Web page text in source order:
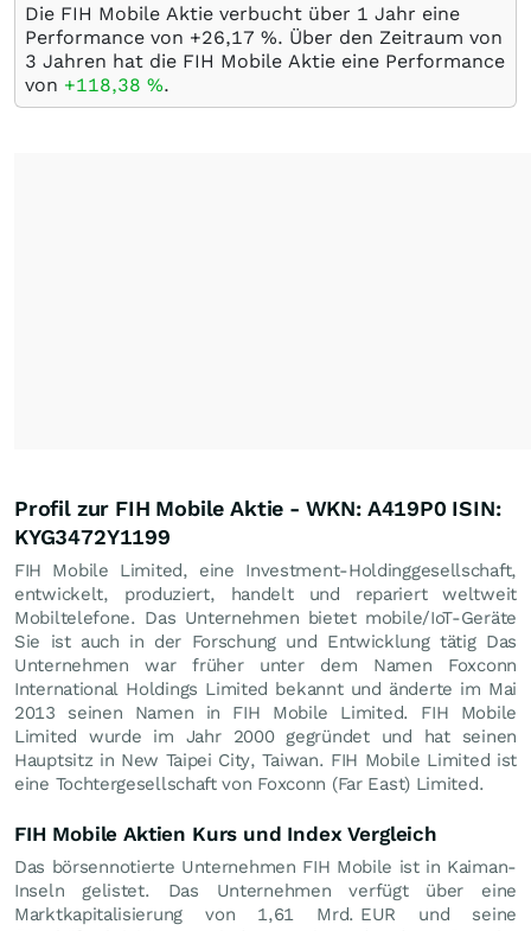
Die FIH Mobile Aktie verbucht über 1 Jahr eine
Performance von +26,17 %. Über den Zeitraum von
3 Jahren hat die FIH Mobile Aktie eine Performance
von +118,38 %.
Profil zur FIH Mobile Aktie - WKN: A419P0 ISIN:
KYG3472Y1199
FIH Mobile Limited, eine Investment-Holdinggesellschaft,
entwickelt, produziert, handelt und repariert weltweit
Mobiltelefone. Das Unternehmen bietet mobile/IoT-Geräte
Sie ist auch in der Forschung und Entwicklung tätig Das
Unternehmen war früher unter dem Namen Foxconn
International Holdings Limited bekannt und änderte im Mai
2013 seinen Namen in FIH Mobile Limited. FIH Mobile
Limited wurde im Jahr 2000 gegründet und hat seinen
Hauptsitz in New Taipei City, Taiwan. FIH Mobile Limited ist
eine Tochtergesellschaft von Foxconn (Far East) Limited.
FIH Mobile Aktien Kurs und Index Vergleich
Das börsennotierte Unternehmen FIH Mobile ist in Kaiman-
Inseln gelistet. Das Unternehmen verfügt über eine
Marktkapitalisierung von 1,61 Mrd. EUR und seine